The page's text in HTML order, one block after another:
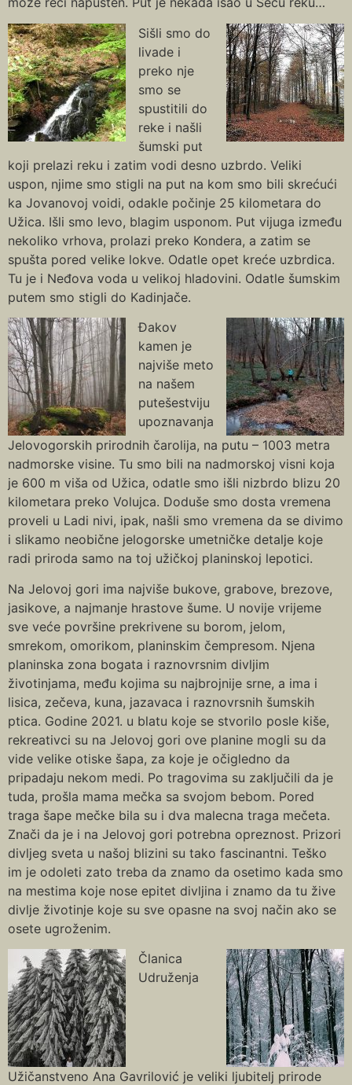
Sišli smo do
livade i
preko nje
smo se
spustitili do
reke i našli
šumski put
koji prelazi reku i zatim vodi desno uzbrdo. Veliki
uspon, njime smo stigli na put na kom smo bili skrećući
ka Jovanovoj voidi, odakle počinje 25 kilometara do
Užica. Išli smo levo, blagim usponom. Put vijuga između
nekoliko vrhova, prolazi preko Kondera, a zatim se
spušta pored velike lokve. Odatle opet kreće uzbrdica.
Tu je i Neđova voda u velikoj hladovini. Odatle šumskim
putem smo stigli do Kadinjače.
Đakov
kamen je
najviše meto
na našem
putešestviju
upoznavanja
Jelovogorskih prirodnih čarolija, na putu – 1003 metra
nadmorske visine. Tu smo bili na nadmorskoj visni koja
je 600 m viša od Užica, odatle smo išli nizbrdo blizu 20
kilometara preko Volujca. Doduše smo dosta vremena
proveli u Ladi nivi, ipak, našli smo vremena da se divimo
i slikamo neobične jelogorske umetničke detalje koje
radi priroda samo na toj užičkoj planinskoj lepotici.
Na Jelovoj gori ima najviše bukove, grabove, brezove,
jasikove, a najmanje hrastove šume. U novije vrijeme
sve veće površine prekrivene su borom, jelom,
smrekom, omorikom, planinskim čempresom. Njena
planinska zona bogata i raznovrsnim divljim
životinjama, među kojima su najbrojnije srne, a ima i
lisica, zečeva, kuna, jazavaca i raznovrsnih šumskih
ptica. Godine 2021. u blatu koje se stvorilo posle kiše,
rekreativci su na Jelovoj gori ove planine mogli su da
vide velike otiske šapa, za koje je očigledno da
pripadaju nekom medi. Po tragovima su zaključili da je
tuda, prošla mama mečka sa svojom bebom. Pored
traga šape mečke bila su i dva malecna traga mečeta.
Znači da je i na Jelovoj gori potrebna opreznost. Prizori
divljeg sveta u našoj blizini su tako fascinantni. Teško
im je odoleti zato treba da znamo da osetimo kada smo
na mestima koje nose epitet divljina i znamo da tu žive
divlje životinje koje su sve opasne na svoj način ako se
osete ugroženim.
Članica
Udruženja
Užičanstveno Ana Gavrilović je veliki ljubitelj prirode